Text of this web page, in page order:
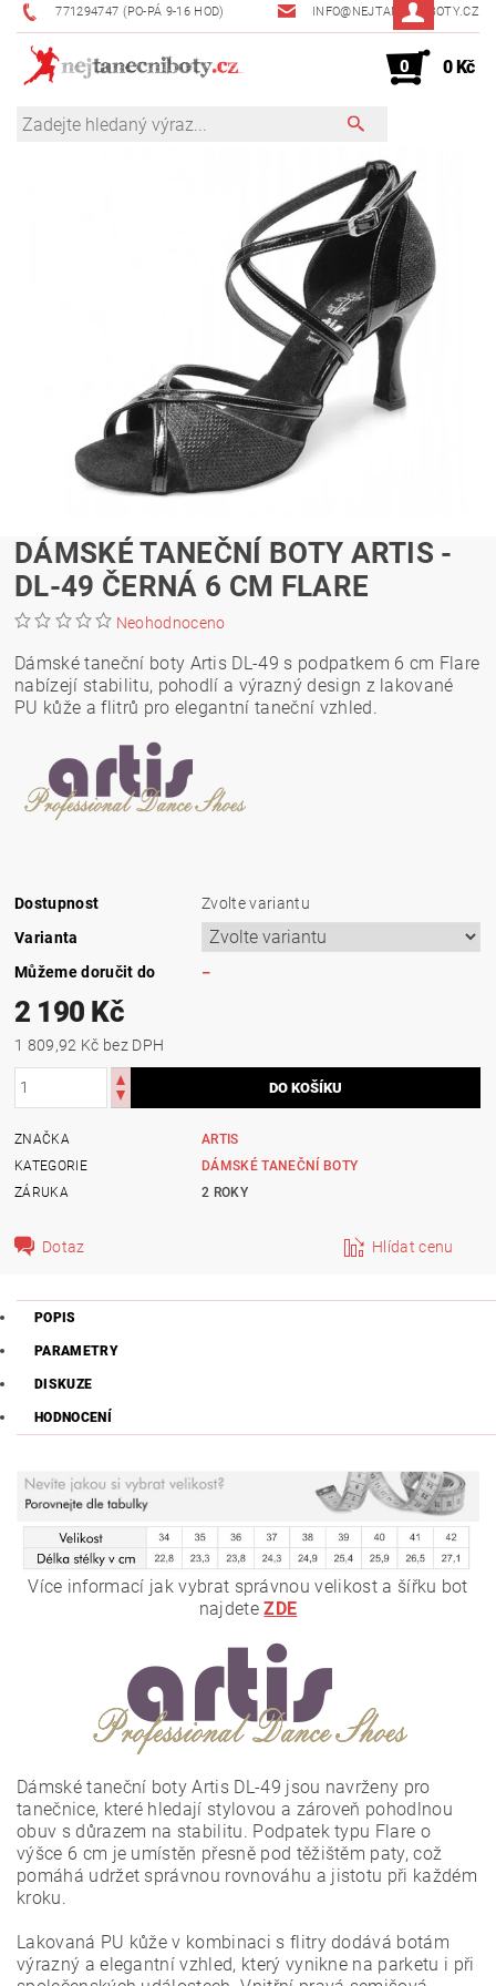
771294747 (PO-PÁ 9-16 HOD) INFO@NEJTANECNIBOTY.CZ
0 0 Kč
DÁMSKÉ TANEČNÍ BOTY ARTIS -
DL-49 ČERNÁ 6 CM FLARE
Neohodnoceno
Dámské taneční boty Artis DL-49 s podpatkem 6 cm Flare
nabízejí stabilitu, pohodlí a výrazný design z lakované
PU kůže a flitrů pro elegantní taneční vzhled.
Dostupnost
Zvolte variantu
Varianta
Můžeme doručit do
–
2 190 Kč
1 809,92 Kč bez DPH
ZNAČKA
ARTIS
KATEGORIE
DÁMSKÉ TANEČNÍ BOTY
ZÁRUKA
2 ROKY
Dotaz Hlídat cenu
POPIS
PARAMETRY
DISKUZE
HODNOCENÍ
Více informací jak vybrat správnou velikost a šířku bot
najdeteZDE
Dámské taneční boty Artis DL-49 jsou navrženy pro
tanečnice, které hledají stylovou a zároveň pohodlnou
obuv s důrazem na stabilitu. Podpatek typu Flare o
výšce 6 cm je umístěn přesně pod těžištěm paty, což
pomáhá udržet správnou rovnováhu a jistotu při každém
kroku.
Lakovaná PU kůže v kombinaci s flitry dodává botám
výrazný a elegantní vzhled, který vynikne na parketu i při